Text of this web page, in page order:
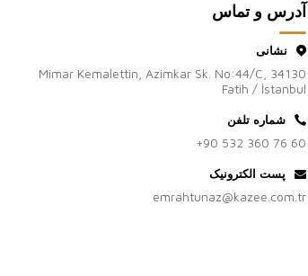
آدرس و تماس
نشانی
Mimar Kemalettin, Azimkar Sk. No:44/C, 34130
Fatih / İstanbul
شماره تلفن
+90 532 360 76 60
پست الکترونیک
emrahtunaz@kazee.com.tr